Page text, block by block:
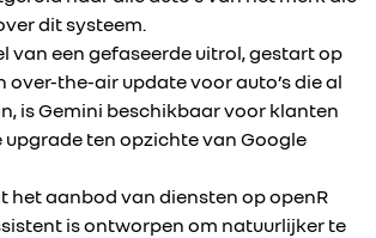
dit systeem.
van een gefaseerde uitrol, gestart op
over-the-air update voor auto’s die al
is Gemini beschikbaar voor klanten
ten opzichte van Google
het aanbod van diensten op openR
is ontworpen om natuurlijker te